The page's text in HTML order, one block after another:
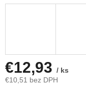
€12,93 / ks
€10,51 bez DPH